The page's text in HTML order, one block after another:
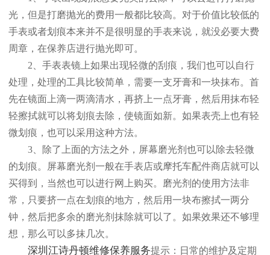
光，但是打磨抛光的费用一般都比较高。对于价值比较低的
手表或者划痕本来并不是很明显的手表来说，就没必要大费
周章，在保养店进行抛光即可。
2、手表表镜上如果出现轻微的刮痕，我们也可以自行
处理，处理的工具比较简单，需要一支牙膏和一块抹布。首
先在镜面上滴一两滴清水，再挤上一点牙膏，然后用抹布轻
轻擦拭就可以将划痕去除，使镜面如新。如果表壳上也有轻
微划痕，也可以采用这种方法。
3、除了上面的方法之外，屏幕磨光剂也可以除去轻微
的划痕。屏幕磨光剂一般在手表店或摩托车配件商店就可以
买得到，当然也可以进行网上购买。磨光剂的使用方法非
常，只要挤一点在划痕的地方，然后用一块布擦拭一两分
钟，然后把多余的磨光剂抹除就可以了。如果效果还不够理
想，那么可以多抹几次。
深圳江诗丹顿维修保养服务提示：日常的维护及定期